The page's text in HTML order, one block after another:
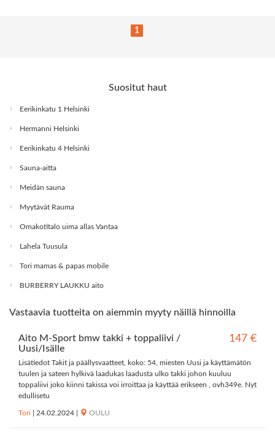
1
Suositut haut
Eerikinkatu 1 Helsinki
Hermanni Helsinki
Eerikinkatu 4 Helsinki
Sauna-aitta
Meidän sauna
Myytävät Rauma
Omakotitalo uima allas Vantaa
Lahela Tuusula
Tori mamas & papas mobile
BURBERRY LAUKKU aito
Vastaavia tuotteita on aiemmin myyty näillä hinnoilla
Aito M-Sport bmw takki + toppaliivi /
Uusi/Isälle
147 €
Lisätiedot Takit ja päällysvaatteet, koko: 54, miesten Uusi ja käyttämätön
tuulen ja sateen hylkivä laadukas laadusta ulko takki johon kuuluu
toppaliivi joko kiinni takissa voi irroittaa ja käyttää erikseen , ovh349e. Nyt
edullisetu
Tori 24.02.2024 OULU